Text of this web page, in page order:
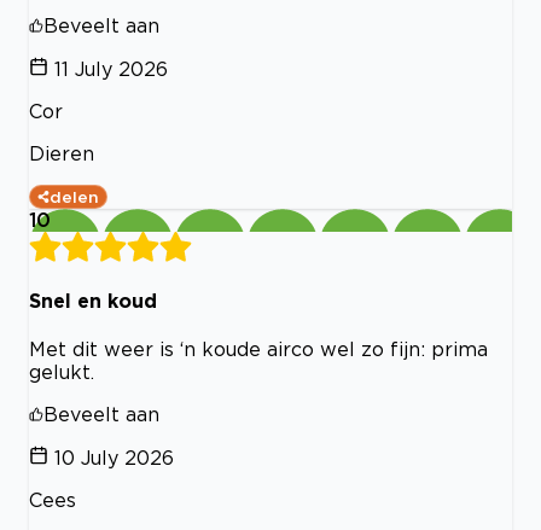
Beveelt aan
11 July 2026
Cor
Dieren
delen
10
Snel en koud
Met dit weer is ‘n koude airco wel zo fijn: prima
gelukt.
Beveelt aan
10 July 2026
Cees